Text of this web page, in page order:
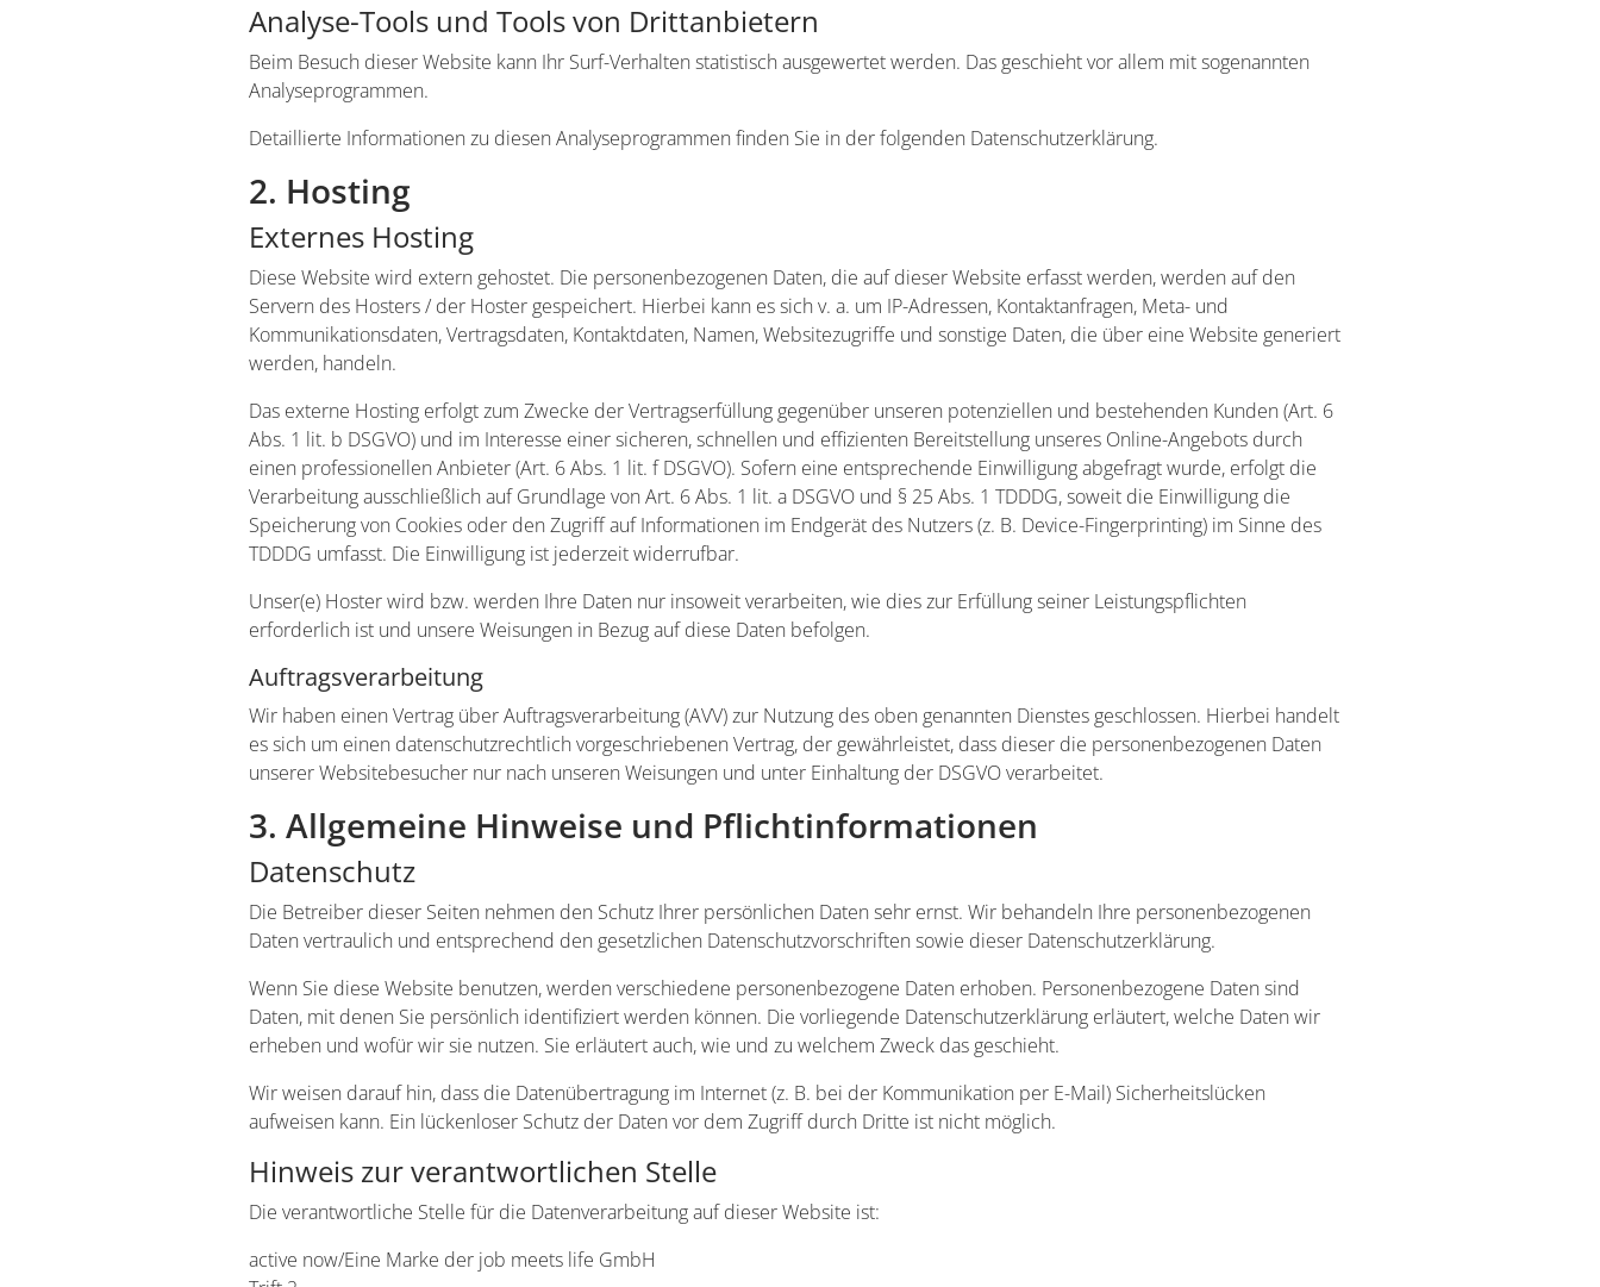
Analyse-Tools und Tools von Dritt­anbietern
Beim Besuch dieser Website kann Ihr Surf-Verhalten statistisch ausgewertet werden. Das geschieht vor allem mit sogenannten
Analyseprogrammen.
Detaillierte Informationen zu diesen Analyseprogrammen finden Sie in der folgenden Datenschutzerklärung.
2. Hosting
Externes Hosting
Diese Website wird extern gehostet. Die personenbezogenen Daten, die auf dieser Website erfasst werden, werden auf den
Servern des Hosters / der Hoster gespeichert. Hierbei kann es sich v. a. um IP-Adressen, Kontaktanfragen, Meta- und
Kommunikationsdaten, Vertragsdaten, Kontaktdaten, Namen, Websitezugriffe und sonstige Daten, die über eine Website generiert
werden, handeln.
Das externe Hosting erfolgt zum Zwecke der Vertragserfüllung gegenüber unseren potenziellen und bestehenden Kunden (Art. 6
Abs. 1 lit. b DSGVO) und im Interesse einer sicheren, schnellen und effizienten Bereitstellung unseres Online-Angebots durch
einen professionellen Anbieter (Art. 6 Abs. 1 lit. f DSGVO). Sofern eine entsprechende Einwilligung abgefragt wurde, erfolgt die
Verarbeitung ausschließlich auf Grundlage von Art. 6 Abs. 1 lit. a DSGVO und § 25 Abs. 1 TDDDG, soweit die Einwilligung die
Speicherung von Cookies oder den Zugriff auf Informationen im Endgerät des Nutzers (z. B. Device-Fingerprinting) im Sinne des
TDDDG umfasst. Die Einwilligung ist jederzeit widerrufbar.
Unser(e) Hoster wird bzw. werden Ihre Daten nur insoweit verarbeiten, wie dies zur Erfüllung seiner Leistungspflichten
erforderlich ist und unsere Weisungen in Bezug auf diese Daten befolgen.
Auftragsverarbeitung
Wir haben einen Vertrag über Auftragsverarbeitung (AVV) zur Nutzung des oben genannten Dienstes geschlossen. Hierbei handelt
es sich um einen datenschutzrechtlich vorgeschriebenen Vertrag, der gewährleistet, dass dieser die personenbezogenen Daten
unserer Websitebesucher nur nach unseren Weisungen und unter Einhaltung der DSGVO verarbeitet.
3. Allgemeine Hinweise und Pflicht­informationen
Datenschutz
Die Betreiber dieser Seiten nehmen den Schutz Ihrer persönlichen Daten sehr ernst. Wir behandeln Ihre personenbezogenen
Daten vertraulich und entsprechend den gesetzlichen Datenschutzvorschriften sowie dieser Datenschutzerklärung.
Wenn Sie diese Website benutzen, werden verschiedene personenbezogene Daten erhoben. Personenbezogene Daten sind
Daten, mit denen Sie persönlich identifiziert werden können. Die vorliegende Datenschutzerklärung erläutert, welche Daten wir
erheben und wofür wir sie nutzen. Sie erläutert auch, wie und zu welchem Zweck das geschieht.
Wir weisen darauf hin, dass die Datenübertragung im Internet (z. B. bei der Kommunikation per E-Mail) Sicherheitslücken
aufweisen kann. Ein lückenloser Schutz der Daten vor dem Zugriff durch Dritte ist nicht möglich.
Hinweis zur verantwortlichen Stelle
Die verantwortliche Stelle für die Datenverarbeitung auf dieser Website ist:
active now/Eine Marke der job meets life GmbH